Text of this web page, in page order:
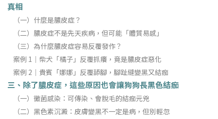
真相
（一）什麼是膿皮症？
（二）膿皮症不是先天疾病，但可能「體質易感」
（三）為什麼膿皮症容易反覆發作？
案例 1｜柴犬「橘子」反覆抓癢，竟是膿皮症惡化
案例 2｜貴賓「娜娜」反覆舔腳，腳趾縫變黑又結痂
三、除了膿皮症，這些原因也會讓狗狗長黑色結痂
（一）黴菌感染：可傳染、會脫毛的結痂元兇
（二）黑色素沉澱：皮膚變黑不一定是病，但別輕忽